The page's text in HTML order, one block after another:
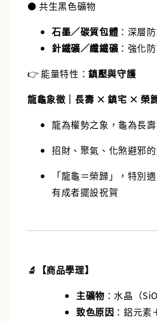
⚫ 共生黑色礦物
石墨／碳質包體 ：深層
針鐵礦／纖鐵礦 ：強化
👉 能量特性：鎮壓與守護
龍龜象徵｜長壽 × 鎮宅 × 榮
龍為權勢之象，龜為長
招財、聚氣、化煞避邪
「龍龜＝榮歸」，特別
有成者擺設祝賀
🔬【商品學理】
主礦物 ：水晶（
致色原因 ：鋁元素